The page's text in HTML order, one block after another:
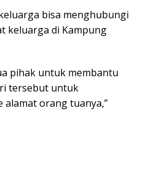
bisa menghubungi
keluarga di Kampung
pihak untuk membantu
tersebut untuk
orang tuanya,”